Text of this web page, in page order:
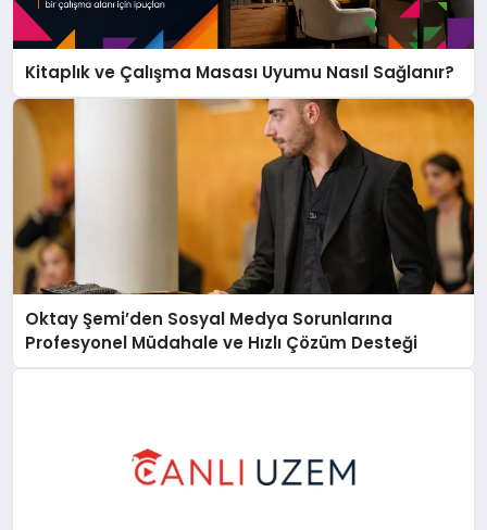
Kitaplık ve Çalışma Masası Uyumu Nasıl Sağlanır?
Oktay Şemi’den Sosyal Medya Sorunlarına
Profesyonel Müdahale ve Hızlı Çözüm Desteği